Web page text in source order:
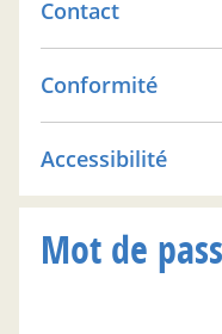
Contact
Conformité
Accessibilité
Mot de